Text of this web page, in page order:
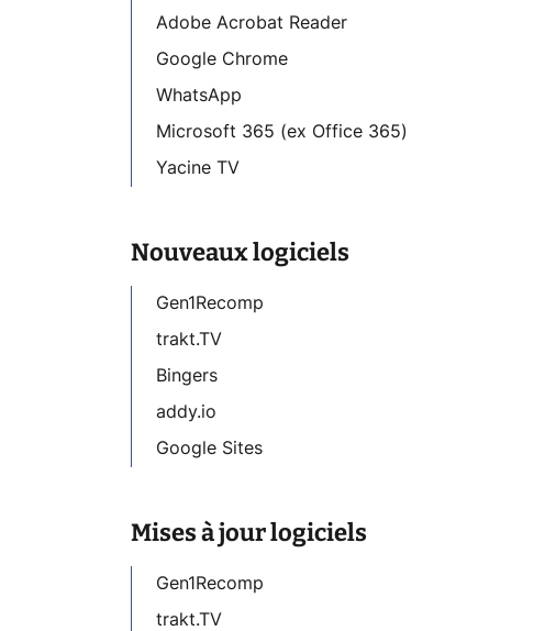
Adobe Acrobat Reader
Google Chrome
WhatsApp
Microsoft 365 (ex Office 365)
Yacine TV
Nouveaux logiciels
Gen1Recomp
trakt.TV
Bingers
addy.io
Google Sites
Mises à jour logiciels
Gen1Recomp
trakt.TV